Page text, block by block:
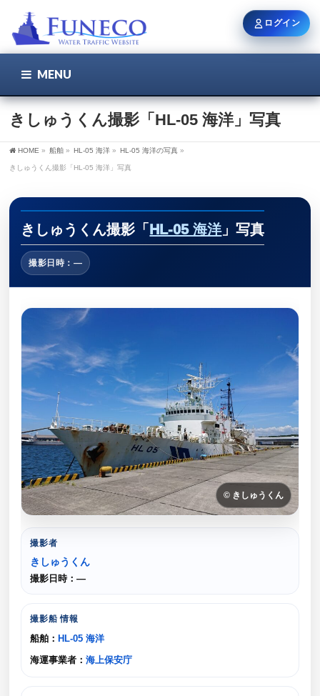
MENU
きしゅうくん撮影「HL-05 海洋」写真
HOME » 船舶 » HL-05 海洋 » HL-05 海洋の写真 »
きしゅうくん撮影「HL-05 海洋」写真
きしゅうくん撮影「 HL-05 海洋」写真
撮影日時：—
© きしゅうくん
撮影者
きしゅうくん
撮影日時：—
撮影船 情報
船舶： HL-05 海洋
海運事業者：海上保安庁
ログイン
ユーザー名 / メール
ログイン状態を保持